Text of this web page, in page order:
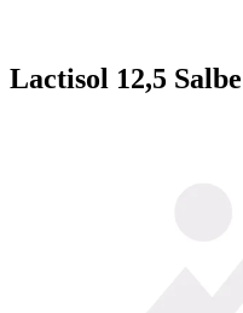
Lactisol 12,5